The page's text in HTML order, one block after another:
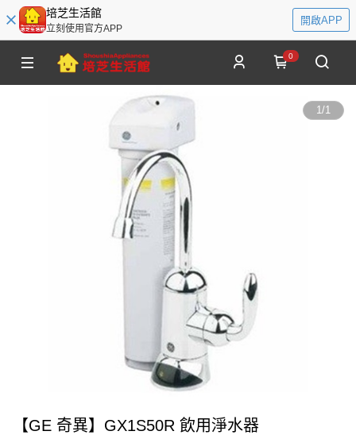
培芝生活館
立刻使用官方APP
開啟APP
0
1/1
【GE 奇異】GX1S50R 飲用淨水器